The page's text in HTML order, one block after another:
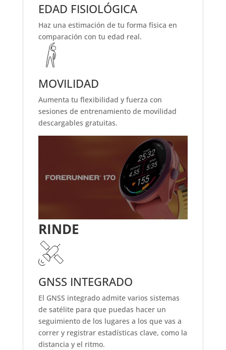
EDAD FISIOLÓGICA
Haz una estimación de tu forma física en
comparación con tu edad real.
MOVILIDAD
Aumenta tu flexibilidad y fuerza con
sesiones de entrenamiento de movilidad
descargables gratuitas.
RINDE
GNSS INTEGRADO
El GNSS integrado admite varios sistemas
de satélite para que puedas hacer un
seguimiento de los lugares a los que vas a
correr y registrar estadísticas clave, como la
distancia y el ritmo.